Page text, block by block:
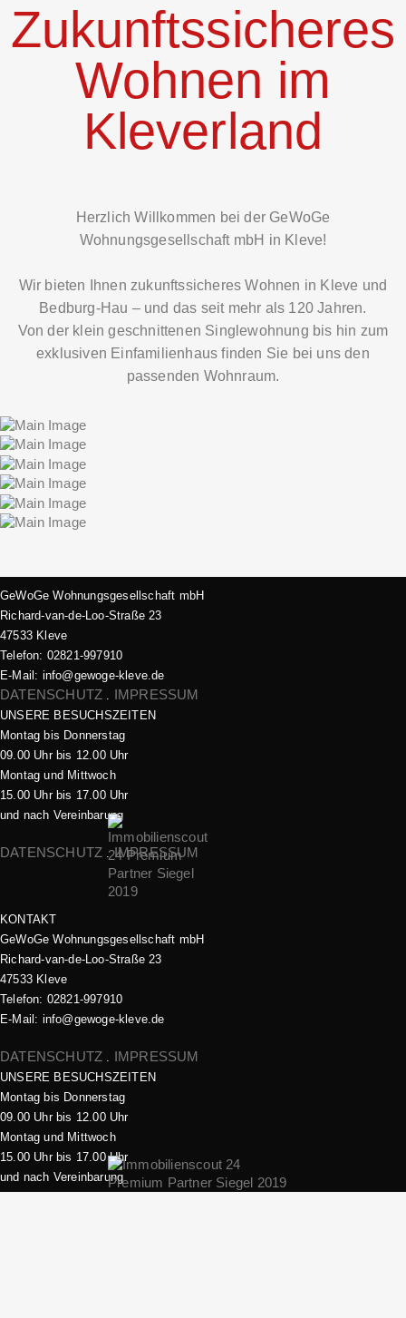
Zukunftssicheres
Wohnen im
Kleverland
Herzlich Willkommen bei der GeWoGe
Wohnungsgesellschaft mbH in Kleve!
Wir bieten Ihnen zukunftssicheres Wohnen in Kleve und
Bedburg-Hau – und das seit mehr als 120 Jahren.
Von der klein geschnittenen Singlewohnung bis hin zum
exklusiven Einfamilienhaus finden Sie bei uns den
passenden Wohnraum.
GeWoGe Wohnungsgesellschaft mbH
Richard-van-de-Loo-Straße 23
47533 Kleve
Telefon: 02821-997910
E-Mail: info@gewoge-kleve.de​
DATENSCHUTZ . IMPRESSUM
UNSERE BESUCHSZEITEN
Montag bis Donnerstag
09.00 Uhr bis 12.00 Uhr
Montag und Mittwoch
15.00 Uhr bis 17.00 Uhr
und nach Vereinbarung
DATENSCHUTZ .IMPRESSUM
KONTAKT
GeWoGe Wohnungsgesellschaft mbH
Richard-van-de-Loo-Straße 23
47533 Kleve
Telefon: 02821-997910
E-Mail: info@gewoge-kleve.de​
DATENSCHUTZ . IMPRESSUM
UNSERE BESUCHSZEITEN
Montag bis Donnerstag
09.00 Uhr bis 12.00 Uhr
Montag und Mittwoch
15.00 Uhr bis 17.00 Uhr
und nach Vereinbarung